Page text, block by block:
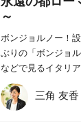
～
ボンジョルノー！
ぶりの「ボンジョ
などで見るイタリア
三角 友香